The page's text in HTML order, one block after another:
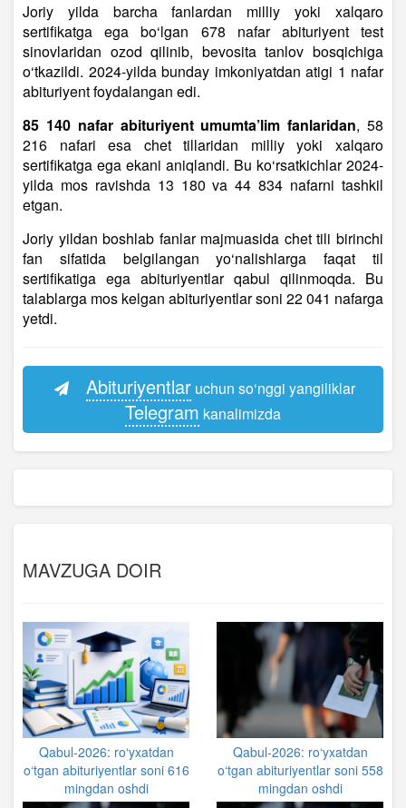
Joriy yilda barcha fanlardan milliy yoki xalqaro
sertifikatga ega bo‘lgan 678 nafar abituriyent test
sinovlaridan ozod qilinib, bevosita tanlov bosqichiga
o‘tkazildi. 2024-yilda bunday imkoniyatdan atigi 1 nafar
abituriyent foydalangan edi.
85 140 nafar abituriyent umumta’lim fanlaridan, 58
216 nafari esa chet tillaridan milliy yoki xalqaro
sertifikatga ega ekani aniqlandi. Bu ko‘rsatkichlar 2024-
yilda mos ravishda 13 180 va 44 834 nafarni tashkil
etgan.
Joriy yildan boshlab fanlar majmuasida chet tili birinchi
fan sifatida belgilangan yo‘nalishlarga faqat til
sertifikatiga ega abituriyentlar qabul qilinmoqda. Bu
talablarga mos kelgan abituriyentlar soni 22 041 nafarga
yetdi.
Abituriyentlaruchun so‘nggi yangiliklar
Telegram kanalimizda
MAVZUGA DOIR
Qabul-2026: ro‘yxatdan
o‘tgan abituriyentlar soni 616
mingdan oshdi
Qabul-2026: ro‘yxatdan
o‘tgan abituriyentlar soni 558
mingdan oshdi